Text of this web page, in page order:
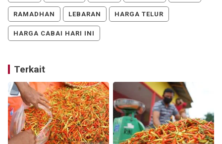
RAMADHAN LEBARAN HARGA TELUR
HARGA CABAI HARI INI
Terkait